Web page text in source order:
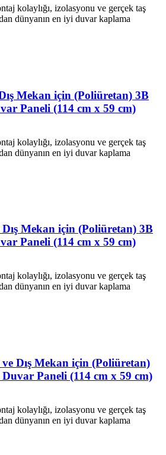
kolaylığı, izolasyonu ve gerçek taş
dünyanın en iyi duvar kaplama
Mekan için (Poliüretan) 3B
Paneli (114 cm x 59 cm)
kolaylığı, izolasyonu ve gerçek taş
dünyanın en iyi duvar kaplama
Mekan için (Poliüretan) 3B
Paneli (114 cm x 59 cm)
kolaylığı, izolasyonu ve gerçek taş
dünyanın en iyi duvar kaplama
Dış Mekan için (Poliüretan)
Paneli (114 cm x 59 cm)
kolaylığı, izolasyonu ve gerçek taş
dünyanın en iyi duvar kaplama